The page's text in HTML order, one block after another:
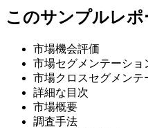
このサンプルレ
市場機会評価
市場セグメンテーショ
市場クロスセグメンテ
詳細な目次
市場概要
調査手法